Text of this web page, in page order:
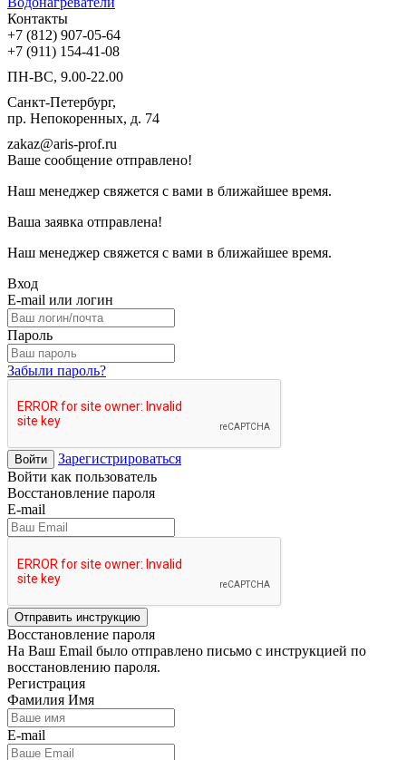
Контакты
+7 (812) 907-05-64
+7 (911) 154-41-08
ПН-ВС, 9.00-22.00
Санкт-Петербург,
пр. Непокоренных, д. 74
zakaz@aris-prof.ru
Ваше сообщение отправлено!
Наш менеджер свяжется с вами в ближайшее время.
Ваша заявка отправлена!
Наш менеджер свяжется с вами в ближайшее время.
Вход
E-mail или логин
Пароль
Забыли пароль?
Войти
Зарегистрироваться
Войти как пользователь
Восстановление пароля
E-mail
Отправить инструкцию
Восстановление пароля
На Ваш Email было отправлено письмо с инструкцией по
восстановлению пароля.
Регистрация
Фамилия Имя
E-mail